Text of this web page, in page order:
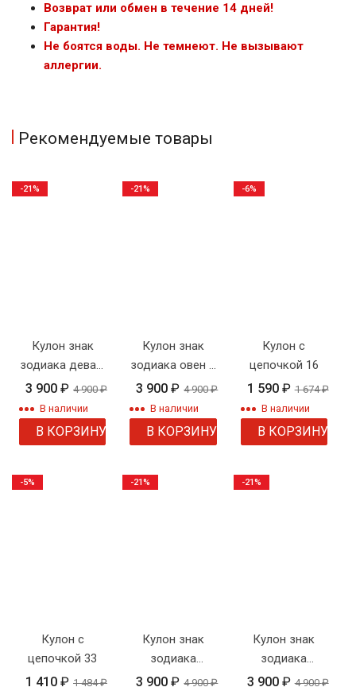
Возврат или обмен в течение 14 дней!
Гарантия!
Не боятся воды. Не темнеют. Не вызывают
аллергии.
Рекомендуемые товары
Кулон знак
зодиака дева с
цепочкой
3 900 ₽ 4 900₽
В наличии
В КОРЗИНУ
-21%
Кулон знак
зодиака овен с
цепочкой
3 900₽ 4 900₽
В наличии
В КОРЗИНУ
-21%
Кулон с
цепочкой 16
1 590 ₽ 1 674₽
В наличии
В КОРЗИНУ
-6%
Кулон с
цепочкой 33
1 410 ₽ 1 484₽
-5%
Кулон знак
зодиака
скорпион с
3 900₽ 4 900₽
-21%
Кулон знак
зодиака
близнецы с
3 900 ₽ 4 900₽
-21%